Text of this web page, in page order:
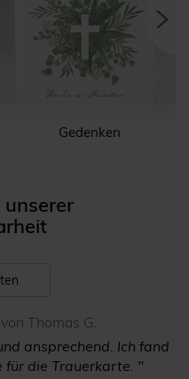
Gedenken
Thomas G.
ansprechend. Ich fand
für die Trauerkarte. "